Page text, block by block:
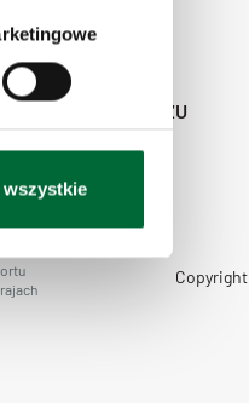
wszystkie
PRZEWOZU
Copyright